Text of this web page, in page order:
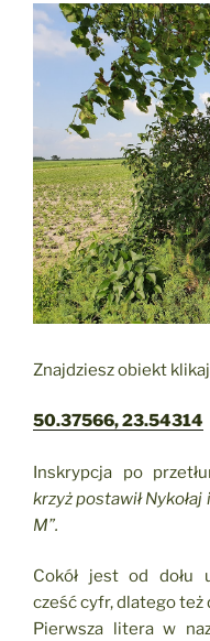
Znajdziesz obiekt
50.37566, 23.54314
Inskrypcja po
krzyż postawił Nykołaj
M”.
Cokół jest od dołu
cześć cyfr, dlatego
Pierwsza litera w